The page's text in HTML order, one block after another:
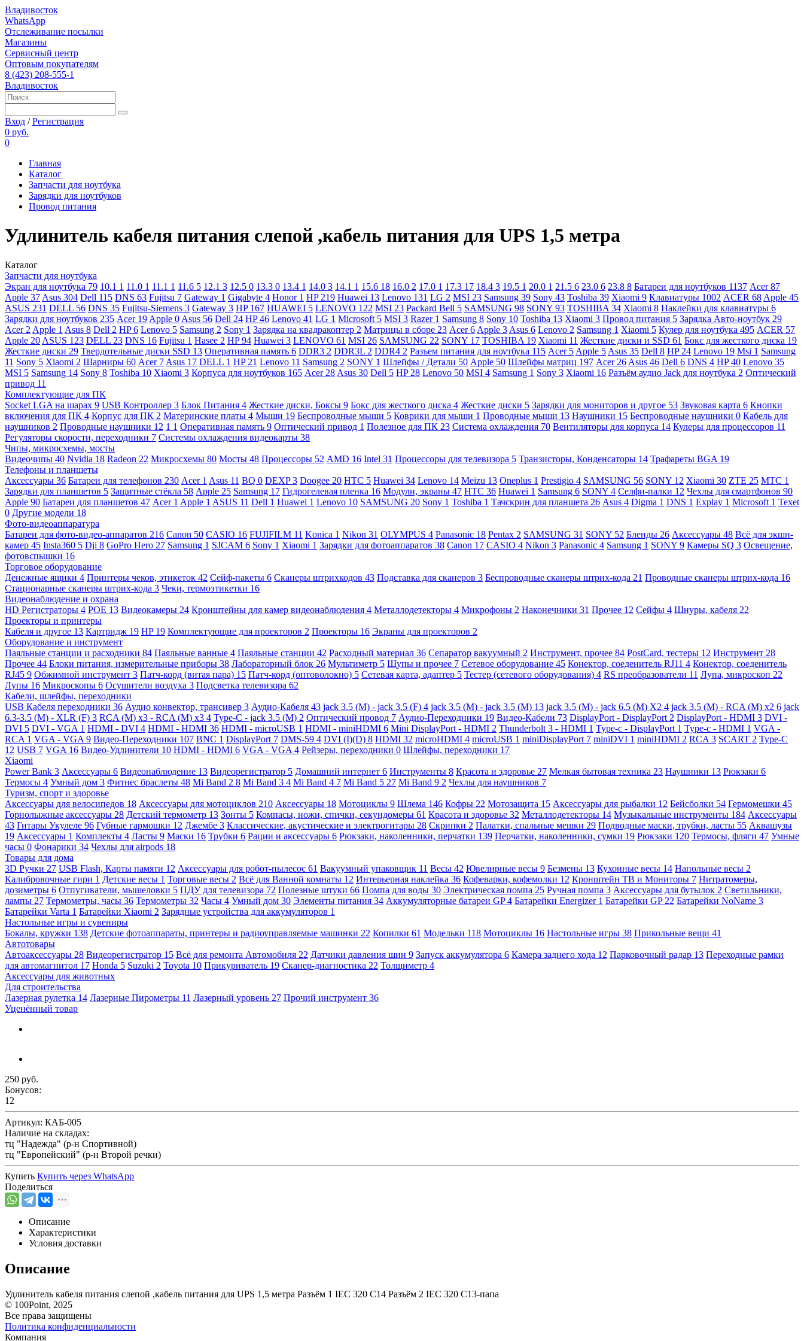
Владивосток
WhatsApp
Отслеживание посылки
Магазины
Сервисный центр
Оптовым покупателям
8 (423) 208-555-1
Владивосток
Вход /Регистрация
0 руб.
0
Главная
Каталог
Запчасти для ноутбука
Зарядки для ноутбуков
Провод питания
Удлинитель кабеля питания слепой ,кабель питания для UPS 1,5 метра
Каталог
Запчасти для ноутбука
Экран для ноутбука 79 10.1 1 11.0 1 11.1 1 11.6 5 12.1 3 12.5 0 13.3 0 13.4 1 14.0 3 14.1 1 15.6 18 16.0 2 17.0 1 17.3 17 18.4 3 19.5 1 20.0 1 21.5 6 23.0 6 23.8 8 Батареи для ноутбуков 1137 Acer87
Apple 37 Asus 304 Dell 115 DNS 63 Fujitsu 7 Gateway 1 Gigabyte 4 Honor 1 HP 219 Huawei 13 Lenovo 131 LG 2 MSI 23 Samsung 39 Sony 43 Toshiba 39 Xiaomi 9 Клавиатуры 1002 ACER 68 Apple 45
ASUS 231 DELL 56 DNS 35 Fujitsu-Siemens 3 Gateway 3 HP 167 HUAWEI 5 LENOVO 122 MSI 23 Packard Bell 5 SAMSUNG 98 SONY 93 TOSHIBA 34 Xiaomi 8 Наклейки для клавиатуры 6
Зарядки для ноутбуков 235 Acer 19 Apple 0 Asus 56 Dell 24 HP46 Lenovo 41 LG 1 Microsoft 5 MSI 3 Razer 1 Samsung 8 Sony 10 Toshiba 13 Xiaomi 3 Провод питания 5 Зарядка Авто-ноутбук 29
Acer 2 Apple 1 Asus 8 Dell 2 HP6 Lenovo 5 Samsung 2 Sony 1 Зарядка на квадракоптер 2 Матрицы в сборе 23 Acer6 Apple 3 Asus 6 Lenovo 2 Samsung 1 Xiaomi 5 Кулер для ноутбука 495 ACER 57
Apple 20 ASUS 123 DELL 23 DNS 16 Fujitsu 1 Hasee 2 HP94 Huawei 3 LENOVO 61 MSI 26 SAMSUNG 22 SONY 17 TOSHIBA 19 Xiaomi 11 Жесткие диски и SSD 61 Бокс для жесткого диска 19
Жесткие диски 29 Твердотельные диски SSD 13 Оперативная память 6 DDR3 2 DDR3L 2 DDR4 2 Разъем питания для ноутбука 115 Acer 5 Apple 5 Asus 35 Dell 8 HP 24 Lenovo 19 Msi 1 Samsung
11 Sony 5 Xiaomi 2 Шарниры 60 Acer 7 Asus 17 DELL 1 HP 21 Lenovo 11 Samsung 2 SONY 1 Шлейфы / Детали 50 Apple 50 Шлейфы матриц 197 Acer 26 Asus 46 Dell 6 DNS 4 HP40 Lenovo 35
MSI 5 Samsung 14 Sony 8 Toshiba 10 Xiaomi 3 Корпуса для ноутбуков 165 Acer 28 Asus 30 Dell 5 HP 28 Lenovo 50 MSI 4 Samsung 1 Sony 3 Xiaomi 16 Разъём аудио Jack для ноутбука 2 Оптический
привод 11
Комплектующие для ПК
Socket LGA на шарах 9 USB Контроллер 3 Блок Питания 4 Жесткие диски, Боксы 9 Бокс для жесткого диска 4 Жесткие диски 5 Зарядки для мониторов и другое 53 Звуковая карта 6 Кнопки
включения для ПК 4 Корпус для ПК 2 Материнские платы 4 Мыши 19 Беспроводные мыши 5 Коврики для мыши 1 Проводные мыши 13 Наушники 15 Беспроводные наушники 0 Кабель для
наушников 2 Проводные наушники 12 1 1 Оперативная память 9 Оптический привод 1 Полезное для ПК 23 Система охлаждения 70 Вентиляторы для корпуса 14 Кулеры для процессоров 11
Регуляторы скорости, переходники 7 Системы охлаждения видеокарты 38
Чипы, микросхемы, мосты
Видеочипы 40 Nvidia 18 Radeon 22 Микросхемы 80 Мосты 48 Процессоры 52 AMD 16 Intel 31 Процессоры для телевизора 5 Транзисторы, Конденсаторы 14 Трафареты BGA 19
Телефоны и планшеты
Аксессуары 36 Батареи для телефонов 230 Acer 1 Asus 11 BQ 0 DEXP3 Doogee 20 HTC 5 Huawei 34 Lenovo 14 Meizu 13 Oneplus 1 Prestigio 4 SAMSUNG 56 SONY 12 Xiaomi 30 ZTE 25 МТС 1
Зарядки для планшетов 5 Защитные стёкла 58 Apple 25 Samsung 17 Гидрогелевая пленка 16 Модули, экраны 47 HTC 36 Huawei 1 Samsung 6 SONY 4 Селфи-палки 12 Чехлы для смартфонов 90
Apple 90 Батареи для планшетов 47 Acer 1 Apple 1 ASUS 11 Dell 1 Huawei 1 Lenovo 10 SAMSUNG 20 Sony 1 Toshiba 1 Тачскрин для планшета 26 Asus 4 Digma 1 DNS 1 Explay 1 Microsoft 1 Texet
0 Другие модели 18
Фото-видеоаппаратура
Батареи для фото-видео-аппаратов 216 Canon 50 CASIO 16 FUJIFILM 11 Konica 1 Nikon 31 OLYMPUS 4 Panasonic 18 Pentax 2 SAMSUNG 31 SONY 52 Бленды 26 Аксессуары 48 Всё для экшн-
камер 45 Insta360 5 Dji 8 GoPro Hero 27 Samsung 1 SJCAM 6 Sony 1 Xiaomi 1 Зарядки для фотоаппаратов 38 Canon 17 CASIO 4 Nikon 3 Panasonic 4 Samsung 1 SONY 9 Камеры SQ 3 Освещение,
фотовспышки 16
Торговое оборудование
Денежные ящики 4 Принтеры чеков, этикеток 42 Сейф-пакеты 6 Сканеры штрихкодов 43 Подставка для сканеров 3 Беспроводные сканеры штрих-кода 21 Проводные сканеры штрих-кода 16
Стационарные сканеры штрих-кода 3 Чеки, термоэтикетки 16
Видеонаблюдение и охрана
HD Регистраторы 4 POE 13 Видеокамеры 24 Кронштейны для камер видеонаблюдения 4 Металлодетекторы 4 Микрофоны 2 Наконечники 31 Прочее 12 Сейфы 4 Шнуры, кабеля 22
Проекторы и принтеры
Кабеля и другое 13 Картридж 19 HP 19 Комплектующие для проекторов 2 Проекторы 16 Экраны для проекторов 2
Оборудование и инструмент
Паяльные станции и расходники 84 Паяльные ванные 4 Паяльные станции 42 Расходный материал 36 Сепаратор вакуумный 2 Инструмент, прочее 84 PostCard, тестеры 12 Инструмент 28
Прочее 44 Блоки питания, измерительные приборы 38 Лабораторный блок 26 Мультиметр 5 Щупы и прочее 7 Сетевое оборудование 45 Конектор, соеденитель RJ11 4 Конектор, соеденитель
RJ45 9 Обжимной инструмент 3 Патч-корд (витая пара) 15 Патч-корд (оптоволокно) 5 Сетевая карта, адаптер 5 Тестер (сетевого оборудования) 4 RS преобразователи 11 Лупа, микроскоп 22
Лупы 16 Микроскопы 6 Осушители воздуха 3 Подсветка телевизора 62
Кабели, шлейфы, переходники
USB Кабеля переходники 36 Аудио конвектор, трансивер 3 Аудио-Кабеля 43 jack 3.5 (M) - jack 3.5 (F) 4 jack 3.5 (M) - jack 3.5 (M) 13 jack 3.5 (M) - jack 6.5 (M) X2 4 jack 3.5 (M) - RCA (M) x2 6 jack
6.3-3.5 (M) - XLR (F) 3 RCA (M) x3 - RCA (M) x3 4 Type-C - jack 3.5 (M) 2 Оптический провод 7 Аудио-Переходники 19 Видео-Кабели 73 DisplayPort - DisplayPort 2 DisplayPort - HDMI 3 DVI -
DVI 5 DVI - VGA 1 HDMI - DVI 4 HDMI - HDMI 36 HDMI - microUSB 1 HDMI - miniHDMI 6 Mini DisplayPort - HDMI 2 Thunderbolt 3 - HDMI 1 Type-c - DisplayPort 1 Type-c - HDMI 1 VGA -
RCA 1 VGA - VGA 9 Видео-Переходники 107 BNC 1 DisplayPort 7 DMS-59 4 DVI (I)(D) 8 HDMI 32 microHDMI 4 microUSB 1 miniDisplayPort 7 miniDVI 1 miniHDMI 2 RCA 3 SCART 2 Type-C
12 USB 7 VGA 16 Видео-Удлинители 10 HDMI - HDMI 6 VGA - VGA 4 Рейзеры, переходники 0 Шлейфы, переходники 17
Xiaomi
Power Bank 3 Аксессуары 6 Видеонаблюдение 13 Видеорегистратор 5 Домашний интернет 6 Инструменты 8 Красота и здоровье 27 Мелкая бытовая техника 23 Наушники 13 Рюкзаки 6
Термосы 4 Умный дом 3 Фитнес браслеты 48 Mi Band 2 8 Mi Band 3 4 Mi Band 4 7 Mi Band 5 27 Mi Band 9 2 Чехлы для наушников 7
Туризм, спорт и здоровье
Аксессуары для велосипедов 18 Аксессуары для мотоциклов 210 Аксессуары 18 Мотоциклы 9 Шлема 146 Кофры 22 Мотозащита 15 Аксессуары для рыбалки 12 Бейсболки 54 Гермомешки 45
Горнолыжные аксессуары 28 Детский термометр 13 Зонты 5 Компасы, ножи, спички, секундомеры 61 Красота и здоровье 32 Металлодетекторы 14 Музыкальные инструменты 184 Аксессуары
43 Гитары Укулеле 96 Губные гармошки 12 Джембе 3 Классические, акустические и электрогитары 28 Скрипки 2 Палатки, спальные мешки 29 Подводные маски, трубки, ласты 55 Аквашузы
19 Аксессуары 1 Комплекты 4 Ласты 9 Маски 16 Трубки 6 Рации и аксессуары 6 Рюкзаки, наколенники, перчатки 139 Перчатки, наколенники, сумки 19 Рюкзаки 120 Термосы, фляги 47 Умные
часы 0 Фонарики 34 Чехлы для airpods 18
Товары для дома
3D Ручки 27 USB Flash, Карты памяти 12 Аксессуары для робот-пылесос 61 Вакуумный упаковщик 11 Весы 42 Ювелирные весы 9 Безмены 13 Кухонные весы 14 Напольные весы 2
Калибровочные гири 1 Детские весы 1 Торговые весы 2 Всё для Ванной комнаты 12 Интерьерная наклейка 36 Кофеварки, кофемолки 12 Кронштейн ТВ и Мониторы 7 Нитратомеры,
дозиметры 6 Отпугиватели, мышеловки 5 ПДУ для телевизора 72 Полезные штуки 66 Помпа для воды 30 Электрическая помпа 25 Ручная помпа 3 Аксессуары для бутылок 2 Светильники,
лампы 27 Термометры, часы 36 Термометры 32 Часы 4 Умный дом 30 Элементы питания 34 Аккумуляторные батареи GP4 Батарейки Energizer 1 Батарейки GP 22 Батарейки NoName 3
Батарейки Varta 1 Батарейки Xiaomi 2 Зарядные устройства для аккумуляторов 1
Настольные игры и сувениры
Бокалы, кружки 138 Детские фотоаппараты, принтеры и радиоуправляемые машинки 22 Копилки 61 Модельки 118 Мотоциклы 16 Настольные игры 38 Прикольные вещи 41
Автотовары
Автоаксессуары 28 Видеорегистратор 15 Всё для ремонта Автомобиля 22 Датчики давления шин 9 Запуск аккумулятора 6 Камера заднего хода 12 Парковочный радар 13 Переходные рамки
для автомагнитол 17 Honda 5 Suzuki 2 Toyota 10 Прикуриватель 19 Сканер-диагностика 22 Толщиметр 4
Аксессуары для животных
Для строительства
Лазерная рулетка 14 Лазерные Пирометры 11 Лазерный уровень 27 Прочий инструмент 36
Уценённый товар
250 руб.
Бонусов:
12
Артикул: КАБ-005
Наличие на складах:
тц "Надежда" (р-н Спортивной)
тц "Европейский" (р-н Второй речки)
Купить Купить через WhatsApp
Поделиться
Описание
Характеристики
Условия доставки
Описание
Удлинитель кабеля питания слепой ,кабель питания для UPS 1,5 метра Разъём 1 IEC 320 C14 Разъём 2 IEC 320 C13-папа
© 100Point, 2025
Все права защищены
Политика конфиденциальности
Компания